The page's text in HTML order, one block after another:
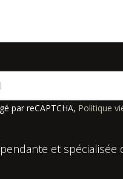
par reCAPTCHA, Politique
et spécialisée